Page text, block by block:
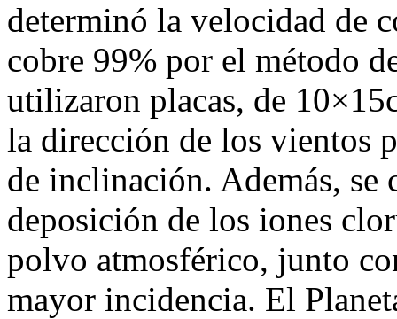
determinó la velocidad de
cobre 99% por el método
utilizaron placas, de
la dirección de los vientos
de inclinación. Además,
deposición de los iones
polvo atmosférico, junto
mayor incidencia. El